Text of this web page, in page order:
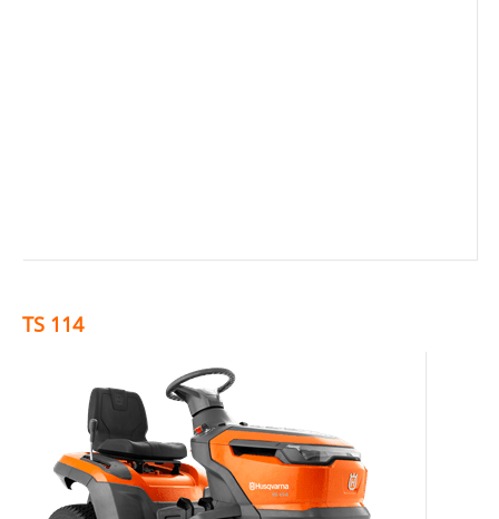
Ersatzteile & Zubehör
Motorhacken
Husqvarna Automower
Mietgeräte
TS 114